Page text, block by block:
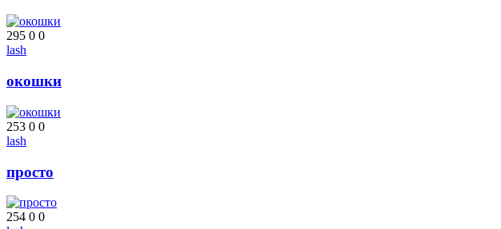
295 0 0
lash
окошки
253 0 0
lash
просто
254 0 0